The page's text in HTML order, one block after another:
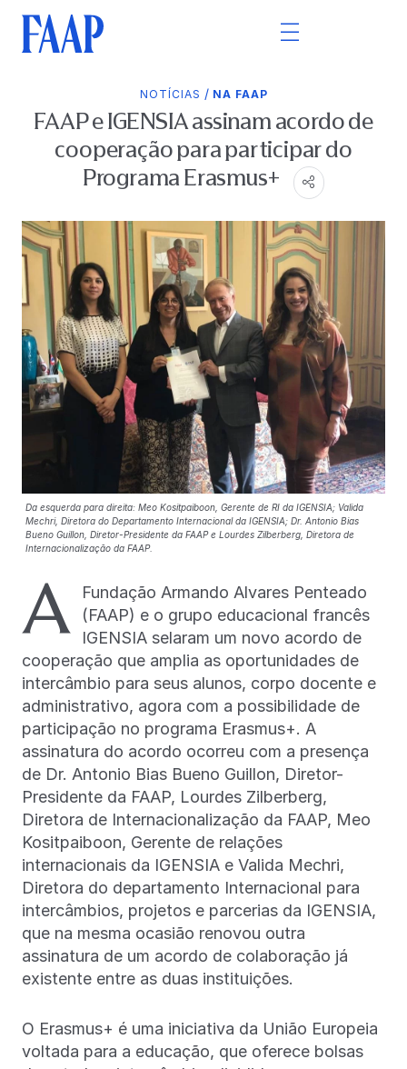
NOTÍCIAS / NA FAAP
FAAP e IGENSIA assinam acordo de
cooperação para participar do
Programa Erasmus+
Da esquerda para direita: Meo Kositpaiboon, Gerente de RI da IGENSIA; Valida
Mechri, Diretora do Departamento Internacional da IGENSIA; Dr. Antonio Bias
Bueno Guillon, Diretor-Presidente da FAAP e Lourdes Zilberberg, Diretora de
Internacionalização da FAAP.
A
Fundação Armando Alvares Penteado
(FAAP) e o grupo educacional francês
IGENSIA selaram um novo acordo de
cooperação que amplia as oportunidades de
intercâmbio para seus alunos, corpo docente e
administrativo, agora com a possibilidade de
participação no programa Erasmus+. A
assinatura do acordo ocorreu com a presença
de Dr. Antonio Bias Bueno Guillon, Diretor-
Presidente da FAAP, Lourdes Zilberberg,
Diretora de Internacionalização da FAAP, Meo
Kositpaiboon, Gerente de relações
internacionais da IGENSIA e Valida Mechri,
Diretora do departamento Internacional para
intercâmbios, projetos e parcerias da IGENSIA,
que na mesma ocasião renovou outra
assinatura de um acordo de colaboração já
existente entre as duas instituições.
O Erasmus+ é uma iniciativa da União Europeia
voltada para a educação, que oferece bolsas